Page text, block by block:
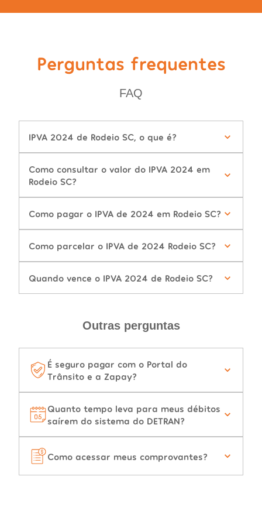
Perguntas frequentes
FAQ
IPVA 2024 de Rodeio SC, o que é?
Como consultar o valor do IPVA 2024 em
Rodeio SC?
Como pagar o IPVA de 2024 em Rodeio SC?
Como parcelar o IPVA de 2024 Rodeio SC?
Quando vence o IPVA 2024 de Rodeio SC?
Outras perguntas
É seguro pagar com o Portal do
Trânsito e a Zapay?
Quanto tempo leva para meus débitos
saírem do sistema do DETRAN?
Como acessar meus comprovantes?